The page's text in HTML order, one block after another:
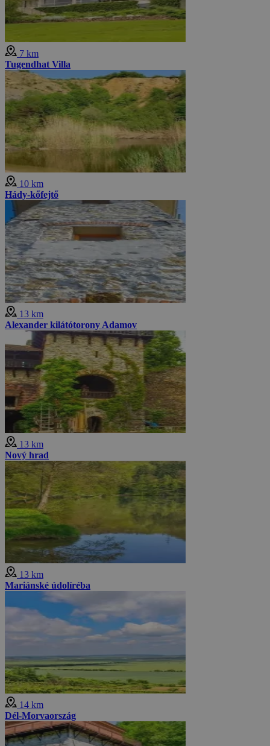
7 km
Tugendhat Villa
10 km
Hády-kőfejtő
13 km
Alexander kilátótorony Adamov
13 km
Nový hrad
13 km
Mariánské údolíréba
14 km
Dél-Morvaország